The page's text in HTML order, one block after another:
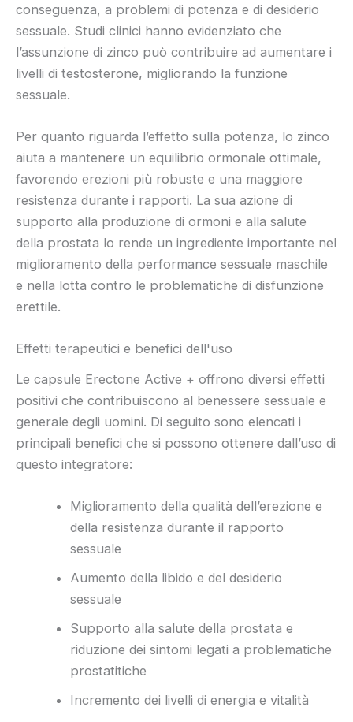
conseguenza, a problemi di potenza e di desiderio
sessuale. Studi clinici hanno evidenziato che
l’assunzione di zinco può contribuire ad aumentare i
livelli di testosterone, migliorando la funzione
sessuale.
Per quanto riguarda l’effetto sulla potenza, lo zinco
aiuta a mantenere un equilibrio ormonale ottimale,
favorendo erezioni più robuste e una maggiore
resistenza durante i rapporti. La sua azione di
supporto alla produzione di ormoni e alla salute
della prostata lo rende un ingrediente importante nel
miglioramento della performance sessuale maschile
e nella lotta contro le problematiche di disfunzione
erettile.
Effetti terapeutici e benefici dell'uso
Le capsule Erectone Active + offrono diversi effetti
positivi che contribuiscono al benessere sessuale e
generale degli uomini. Di seguito sono elencati i
principali benefici che si possono ottenere dall’uso di
questo integratore:
Miglioramento della qualità dell’erezione e
della resistenza durante il rapporto
sessuale
Aumento della libido e del desiderio
sessuale
Supporto alla salute della prostata e
riduzione dei sintomi legati a problematiche
prostatitiche
Incremento dei livelli di energia e vitalità